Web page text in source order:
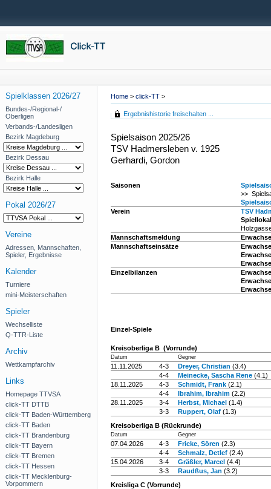
Home > click-TT >
Spielklassen 2026/27
Bundes-/Regional-/
Oberligen
Verbands-/Landesligen
Bezirk Magdeburg
Bezirk Dessau
Bezirk Halle
Pokal 2026/27
Vereine
Adressen, Mannschaften,
Spieler, Ergebnisse
Kalender
Turniere
mini-Meisterschaften
Spieler
Wechselliste
Q-TTR-Liste
Archiv
Wettkampfarchiv
Links
Homepage TTVSA
click-TT DTTB
click-TT Baden-Württemberg
click-TT Baden
click-TT Brandenburg
click-TT Bayern
click-TT Bremen
click-TT Hessen
click-TT Mecklenburg-
Vorpommern
Ergebnishistorie freischalten ...
Spielsaison 2025/26
TSV Hadmersleben v. 1925
Gerhardi, Gordon
Saisonen
>>
Verein
TSV
Mannschaftsmeldung
Mannschaftseinsätze
Einzelbilanzen
Einzel-Spiele
Kreisoberliga B (Vorrunde)
Datum Gegner
11.11.2025 4-3 Dreyer, Christian (3.4)
4-4
Meinecke, Sascha Rene (4.1)
18.11.2025
4-3 Schmidt, Frank (2.1)
4-4
Ibrahim, Ibrahim (2.2)
28.11.2025
3-4 Herbst, Michael (1.4)
3-3
Ruppert, Olaf (1.3)
Kreisoberliga B (Rückrunde)
Datum Gegner
07.04.2026 4-3 Fricke, Sören (2.3)
4-4
Schmalz, Detlef (2.4)
15.04.2026
3-4 Gräßler, Marcel (4.4)
3-3
Raudßus, Jan (3.2)
Kreisliga C (Vorrunde)